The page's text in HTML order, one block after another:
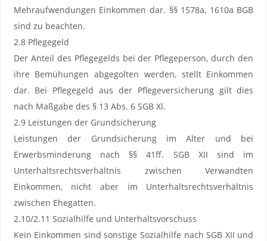
Mehraufwendungen Einkommen dar. §§ 1578a, 1610a BGB
sind zu beachten.
2.8 Pflegegeld
Der Anteil des Pflegegelds bei der Pflegeperson, durch den
ihre Bemühungen abgegolten werden, stellt Einkommen
dar. Bei Pflegegeld aus der Pflegeversicherung gilt dies
nach Maßgabe des § 13 Abs. 6 SGB Xl.
2.9 Leistungen der Grundsicherung
Leistungen der Grundsicherung im Alter und bei
Erwerbsminderung nach §§ 41ff. SGB XII sind im
Unterhaltsrechtsverhältnis zwischen Verwandten
Einkommen, nicht aber im Unterhaltsrechtsverhältnis
zwischen Ehegatten.
2.10/2.11 Sozialhilfe und Unterhaltsvorschuss
Kein Einkommen sind sonstige Sozialhilfe nach SGB XII und